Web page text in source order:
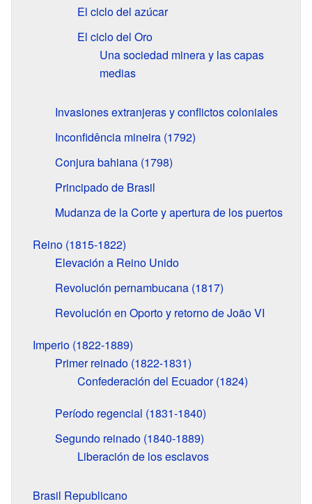
El ciclo del azúcar
El ciclo del Oro
Una sociedad minera y las capas
medias
Invasiones extranjeras y conflictos coloniales
Inconfidência mineira (1792)
Conjura bahiana (1798)
Principado de Brasil
Mudanza de la Corte y apertura de los puertos
Reino (1815-1822)
Elevación a Reino Unido
Revolución pernambucana (1817)
Revolución en Oporto y retorno de João VI
Imperio (1822-1889)
Primer reinado (1822-1831)
Confederación del Ecuador (1824)
Período regencial (1831-1840)
Segundo reinado (1840-1889)
Liberación de los esclavos
Brasil Republicano